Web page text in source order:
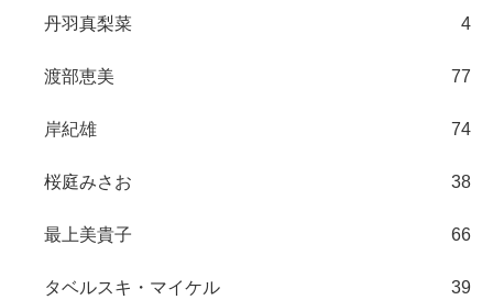
丹羽真梨菜 4
渡部恵美 77
岸紀雄 74
桜庭みさお 38
最上美貴子 66
タベルスキ・マイケル 39